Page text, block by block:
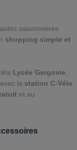
saisonnières
shopping simple et
Lycée Gergovie
la station C‑Vélo
et au